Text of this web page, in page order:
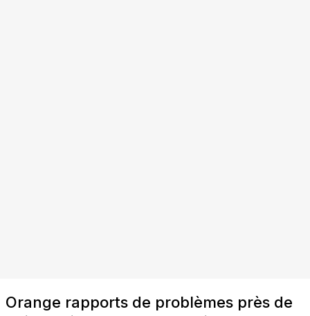
Orange rapports de problèmes près de